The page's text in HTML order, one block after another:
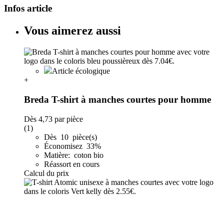
Infos article
Vous aimerez aussi
Article écologique
+
Breda T-shirt à manches courtes pour homme
Dès 4,73 par pièce
(1)
Dès 10 pièce(s)
Économisez 33%
Matière: coton bio
Réassort en cours
Calcul du prix